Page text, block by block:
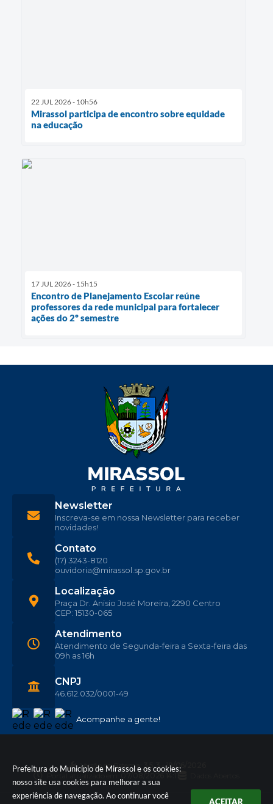
Prefeitura do Município de Mirassol e os cookies:
nosso site usa cookies para melhorar a sua
experiência de navegação. Ao continuar você
ACEITAR
22 JUL 2026 - 10h56
Mirassol participa de encontro sobre equidade
na educação
17 JUL 2026 - 15h15
Encontro de Planejamento Escolar reúne
professores da rede municipal para fortalecer
ações do 2º semestre
Acompanhe a gente!
Localização
Praça Dr. Anisio José Moreira, 2290 Centro
CEP: 15130-065
Contato
(17) 3243-8120
ouvidoria@mirassol.sp.gov.br
Atendimento
Atendimento de Segunda-feira a Sexta-feira das
09h as 16h
CNPJ
46.612.032/0001-49
Newsletter
Inscreva-se em nossa Newsletter para receber
novidades!
Versão do Sistema: 3.5.3 - 19/06/2026
Portal atualizado em: